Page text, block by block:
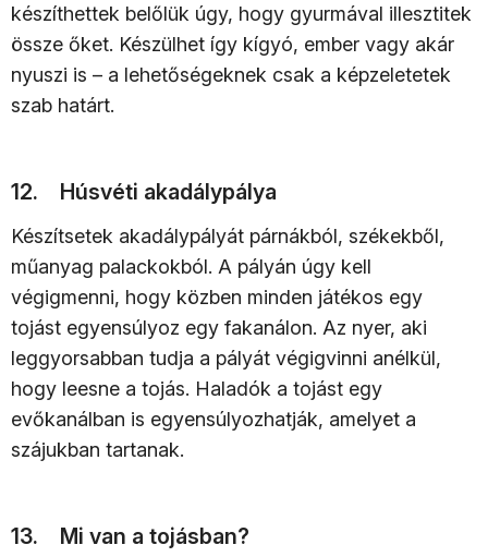
készíthettek belőlük úgy, hogy gyurmával illesztitek
össze őket. Készülhet így kígyó, ember vagy akár
nyuszi is – a lehetőségeknek csak a képzeletetek
szab határt.
12. Húsvéti akadálypálya
Készítsetek akadálypályát párnákból, székekből,
műanyag palackokból. A pályán úgy kell
végigmenni, hogy közben minden játékos egy
tojást egyensúlyoz egy fakanálon. Az nyer, aki
leggyorsabban tudja a pályát végigvinni anélkül,
hogy leesne a tojás. Haladók a tojást egy
evőkanálban is egyensúlyozhatják, amelyet a
szájukban tartanak.
13. Mi van a tojásban?